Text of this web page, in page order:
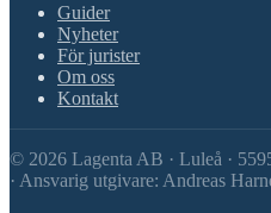
Guider
Nyheter
För jurister
Om oss
Kontakt
© 2026 Lagenta AB · Luleå ·
· Ansvarig utgivare: Andreas